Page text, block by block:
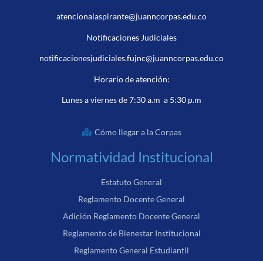
atencionalaspirante@juanncorpas.edu.co
Notificaciones Judiciales
notificacionesjudiciales.fujnc@juanncorpas.edu.co
Horario de atención:
Lunes a viernes de 7:30 a.m a 5:30 p.m
Cómo llegar a la Corpas
Normatividad Institucional
Estatuto General
Reglamento Docente General
Adición Reglamento Docente General
Reglamento de Bienestar Institucional
Reglamento General Estudiantil